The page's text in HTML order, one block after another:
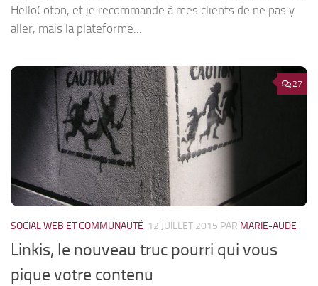
HelloCoton, et je recommande à mes clients de ne pas y
aller, mais la plateforme...
27
SOCIAL WEB ET COMMUNAUTÉ 12 JUILLET 2015 PAR MARIE-AUDE
Linkis, le nouveau truc pourri qui vous
pique votre contenu